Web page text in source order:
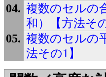
複数のセルの
和）【方法そ
複数のセルの
法その1】